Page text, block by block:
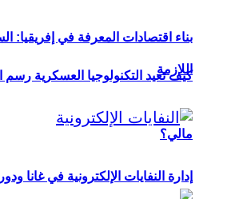
كيف تعيد التكنولوجيا العسكرية رسم
مالي؟
بناء اقتصادات المعرفة في إفريقيا:
اللازمة
إدارة النفايات الإلكترونية في غانا